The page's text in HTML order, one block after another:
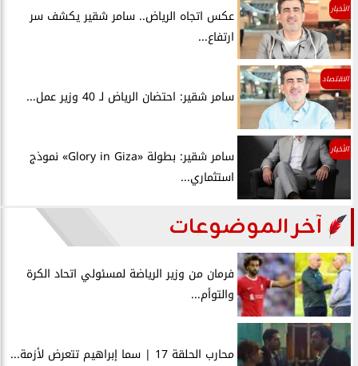
الأخبار
عكس اتجاه الرياض.. سامر شقير يكشف سر
ارتفاع...
الاقتصاد
سامر شقير: احتضان الرياض لـ 40 وزير عمل...
الأخبار
سامر شقير: بطولة «Glory in Giza» نموذج
استثماري...
آخر الموضوعات
فرمان من وزير الرياضة لمسئولي اتحاد الكرة
والتوأم...
محارب الحلقة 17 | سما إبراهيم تتعرض لأزمة...